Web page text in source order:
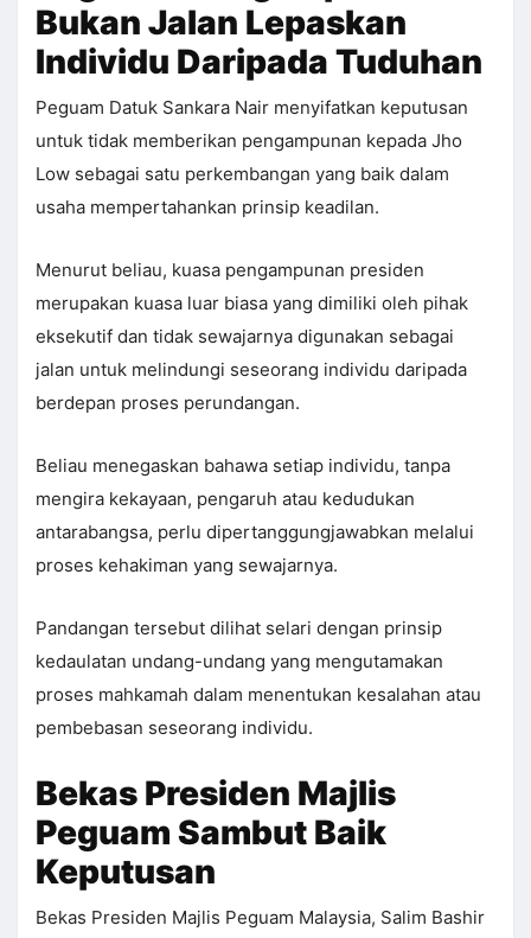
Bukan Jalan Lepaskan
Individu Daripada Tuduhan
Peguam Datuk Sankara Nair menyifatkan keputusan
untuk tidak memberikan pengampunan kepada Jho
Low sebagai satu perkembangan yang baik dalam
usaha mempertahankan prinsip keadilan.
Menurut beliau, kuasa pengampunan presiden
merupakan kuasa luar biasa yang dimiliki oleh pihak
eksekutif dan tidak sewajarnya digunakan sebagai
jalan untuk melindungi seseorang individu daripada
berdepan proses perundangan.
Beliau menegaskan bahawa setiap individu, tanpa
mengira kekayaan, pengaruh atau kedudukan
antarabangsa, perlu dipertanggungjawabkan melalui
proses kehakiman yang sewajarnya.
Pandangan tersebut dilihat selari dengan prinsip
kedaulatan undang-undang yang mengutamakan
proses mahkamah dalam menentukan kesalahan atau
pembebasan seseorang individu.
Bekas Presiden Majlis
Peguam Sambut Baik
Keputusan
Bekas Presiden Majlis Peguam Malaysia, Salim Bashir